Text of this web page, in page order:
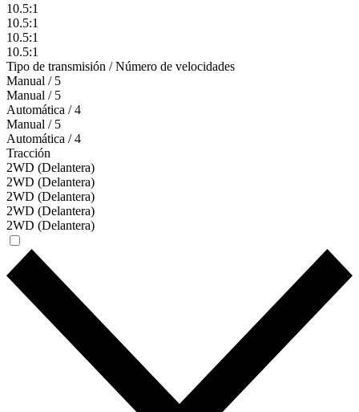
10.5:1
10.5:1
10.5:1
10.5:1
Tipo de transmisión / Número de velocidades
Manual / 5
Manual / 5
Automática / 4
Manual / 5
Automática / 4
Tracción
2WD (Delantera)
2WD (Delantera)
2WD (Delantera)
2WD (Delantera)
2WD (Delantera)